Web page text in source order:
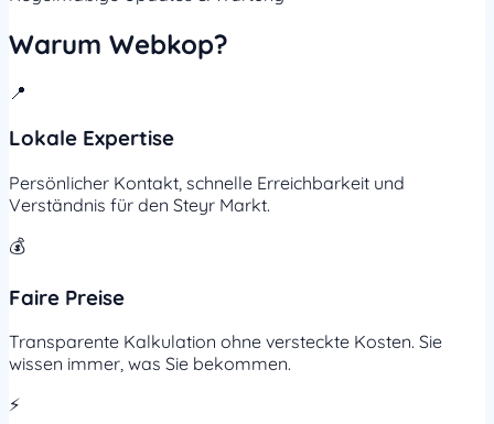
Warum Webkop?
📍
Lokale Expertise
Persönlicher Kontakt, schnelle Erreichbarkeit und
Verständnis für den Steyr Markt.
💰
Faire Preise
Transparente Kalkulation ohne versteckte Kosten. Sie
wissen immer, was Sie bekommen.
⚡